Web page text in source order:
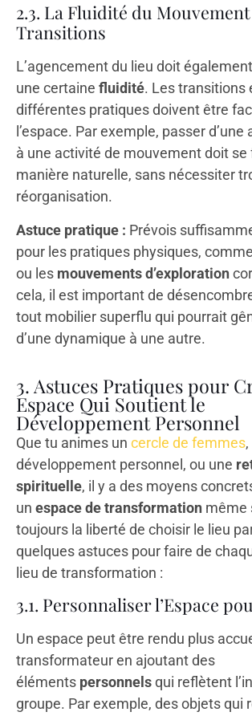
2.3. La Fluidité du
Transitions
L’agencement du lieu doit
une certaine fluidité. Les transitions
différentes pratiques doivent être
l’espace. Par exemple, passer
à une activité de mouvement doit se
manière naturelle, sans nécessiter
réorganisation.
Astuce pratique : Prévois
pour les pratiques physiques,
ou les mouvements d’exploration
cela, il est important de
tout mobilier superflu qui pourrait
d’une dynamique à une autre.
3. Astuces Pratiques pour
Espace Qui Soutient le
Développement Personnel
Que tu animes un cercle de femmes
développement personnel, ou une
spirituelle, il y a des moyens
un espace de transformation même
toujours la liberté de choisir le lieu
quelques astuces pour faire de
lieu de transformation :
3.1. Personnaliser l’Espace
Un espace peut être rendu plus
transformateur en ajoutant des
éléments personnelsqui reflètent
groupe. Par exemple, des objets qui